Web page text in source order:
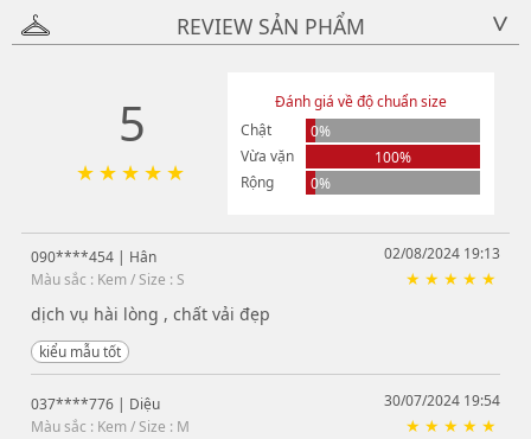
REVIEW SẢN PHẨM >
5
Đánh giá về độ chuẩn size
Chật
0%
Vừa vặn
100%
Rộng
0%
090****454 | Hân
02/08/2024 19:13
Màu sắc : Kem / Size : S
dịch vụ hài lòng , chất vải đẹp
kiểu mẫu tốt
037****776 | Diệu
30/07/2024 19:54
Màu sắc : Kem / Size : M